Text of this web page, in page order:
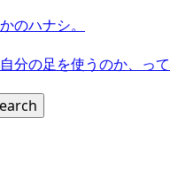
のハナシ。
分の足を使うのか、っ